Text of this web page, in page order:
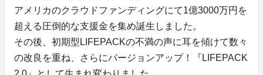
アメリカのクラウドファンディングにて1億3000万円を
超える圧倒的な支援金を集め誕生しました。
その後、初期型LIFEPACKの不満の声に耳を傾けて数々
の改良を重ね、さらにバージョンアップ！『LIFEPACK